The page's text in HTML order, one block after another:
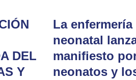
DEL
Y
La
neonatal
manifiesto
neonatos y